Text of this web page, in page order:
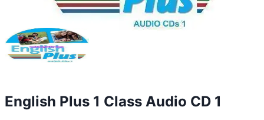
English Plus 1 Class Audio CD 1